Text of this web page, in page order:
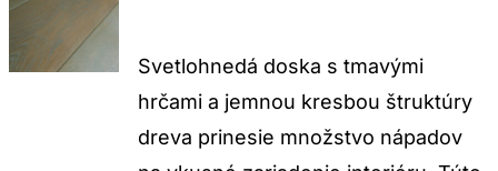
Svetlohnedá doska s tmavými
hrčami a jemnou kresbou štruktúry
dreva prinesie množstvo nápadov